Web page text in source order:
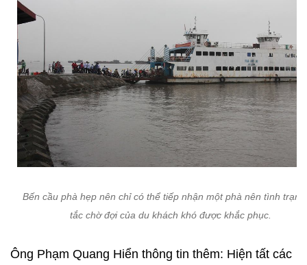
Bến cầu phà hẹp nên chỉ có thể tiếp nhận một phà nên tình
tắc chờ đợi của du khách khó được khắc phục.
Ông Phạm Quang Hiển thông tin thêm: Hiện tất các